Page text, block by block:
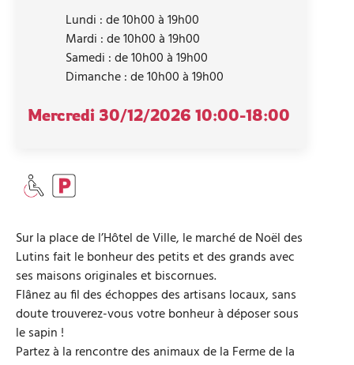
Lundi : de 10h00 à 19h00
Mardi : de 10h00 à 19h00
Samedi : de 10h00 à 19h00
Dimanche : de 10h00 à 19h00
Mercredi 30/12/2026 10:00-18:00
Sur la place de l’Hôtel de Ville, le marché de Noël des
Lutins fait le bonheur des petits et des grands avec
ses maisons originales et biscornues.
Flânez au fil des échoppes des artisans locaux, sans
doute trouverez-vous votre bonheur à déposer sous
le sapin !
Partez à la rencontre des animaux de la Ferme de la